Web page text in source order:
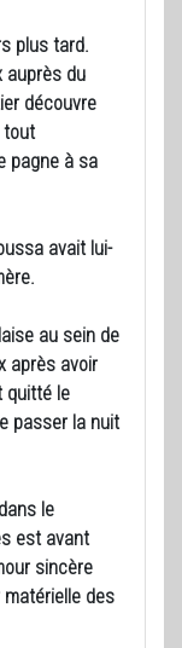
plus tard.
auprès du
découvre
tout
pagne à sa
avait lui-
au sein de
après avoir
quitté le
passer la nuit
le
est avant
sincère
matérielle des